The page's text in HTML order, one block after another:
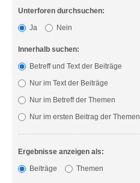
Unterforen durchsuchen:
Ja
Nein
Innerhalb suchen:
Betreff und Text der Beiträge
Nur im Text der Beiträge
Nur im Betreff der Themen
Nur im ersten Beitrag der Themen
Ergebnisse anzeigen als:
Beiträge
Themen